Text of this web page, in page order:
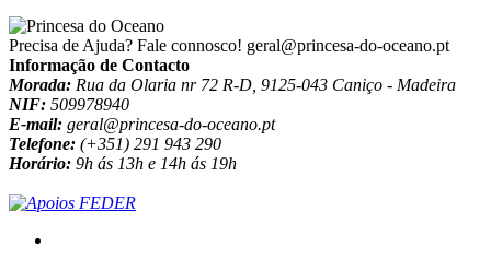
Precisa de Ajuda? Fale connosco! geral@princesa-do-oceano.pt
Informação de Contacto
Morada: Rua da Olaria nr 72 R-D, 9125-043 Caniço - Madeira
NIF: 509978940
E-mail: geral@princesa-do-oceano.pt
Telefone: (+351) 291 943 290
Horário: 9h ás 13h e 14h ás 19h